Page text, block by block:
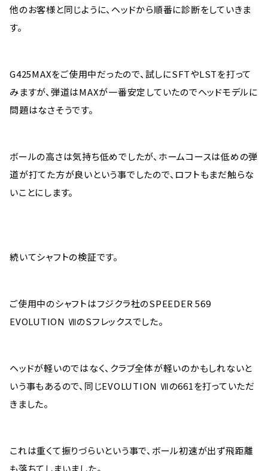
他のお客様と同じように、ヘッドから順番に診断をしていきま
す。
G425MAXをご使用中だったので、試しにSFTやLSTを打って
みますが、弾道はMAXが一番安定していたのでヘッドモデルに
問題はなさそうです。
ボールの高さは気持ち低めでしたが、ホームコースは低めの弾
道が打てた方が良いという事でしたので、ロフトもまだ触らな
いことにします。
続いてシャフトの検証です。
ご使用中のシャフトはフジクラ社のSPEEDER 569
EVOLUTION ⅦのSフレックスでした。
ヘッドが軽いのではなく、クラブ全体が軽いのかもしれないと
いう事もあるので、同じEVOLUTION Ⅶの661を打っていただ
きました。
これは重くて振りづらいという事で、ボール初速が出ず飛距離
も落ちてしまいました。